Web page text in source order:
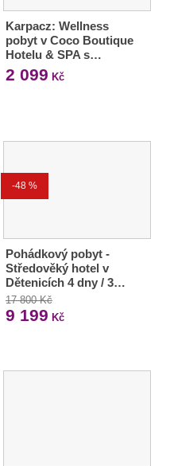
Karpacz: Wellness
pobyt v Coco Boutique
Hotelu & SPA s…
2 099 Kč
-48 %
Pohádkový pobyt -
Středověký hotel v
Dětenicích 4 dny / 3…
17 800 Kč
9 199 Kč